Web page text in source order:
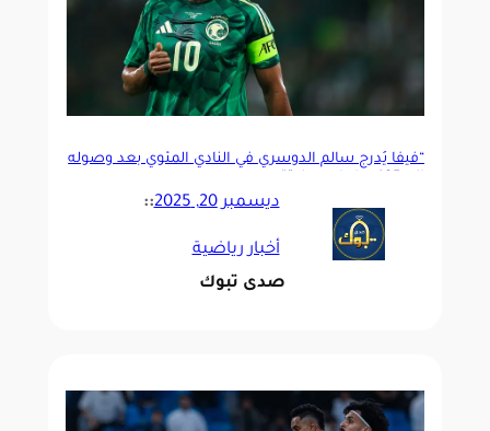
“فيفا يُدرج سالم الدوسري في النادي المئوي بعد وصوله
ديسمبر 20, 2025 ::
أخبار رياضية
صدى تبوك